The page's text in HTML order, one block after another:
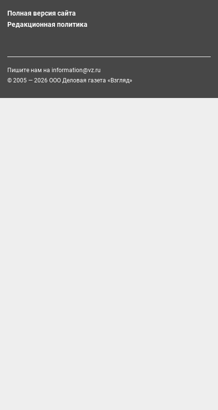
Полная версия сайта
Редакционная политика
Пишите нам на information@vz.ru
© 2005 — 2026 ООО Деловая газета «Взгляд»